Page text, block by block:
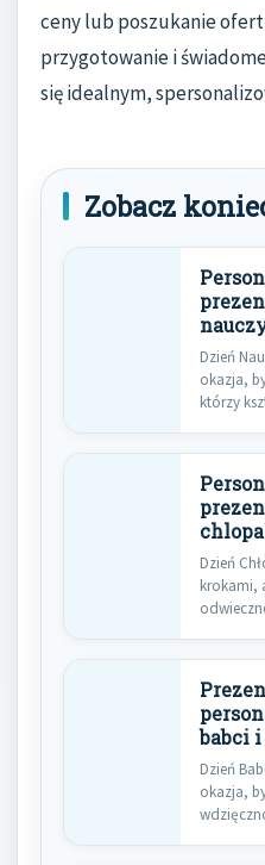
ceny lub poszukanie
przygotowanie i
się idealnym,
Zobacz
Dzień
okazja,
którzy
Dzień
krokami,
babci
Dzień
okazja,